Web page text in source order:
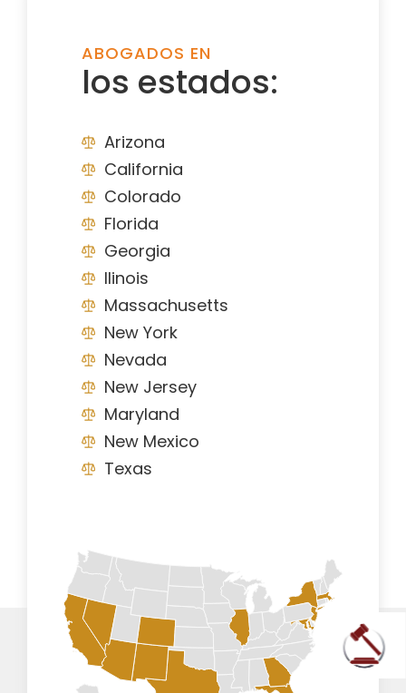
ABOGADOS EN
los estados:
Arizona
California
Colorado
Florida
Georgia
Ilinois
Massachusetts
New York
Nevada
New Jersey
Maryland
New Mexico
Texas